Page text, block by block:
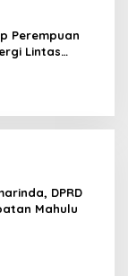
Perempuan
Lintas
DPRD
Mahulu